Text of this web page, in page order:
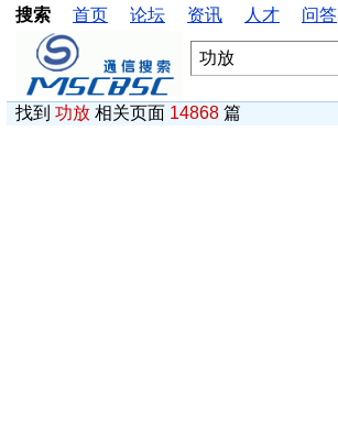
搜索 首页 论坛 资讯 人才 问答
找到 功放 相关页面 14868 篇